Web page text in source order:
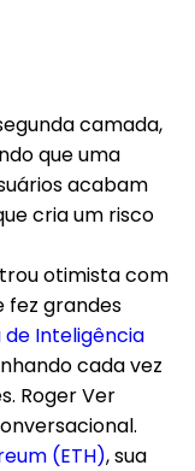
camada,
que uma
acabam
cria um risco
otimista com
fez grandes
Inteligência
cada vez
Roger Ver
(ETH), sua